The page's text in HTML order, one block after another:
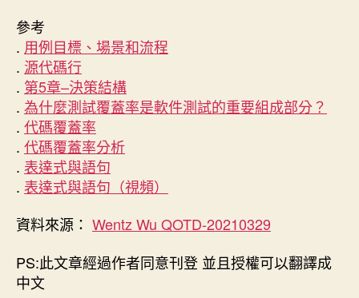
參考
. 用例目標、場景和流程
. 源代碼行
. 第5章–決策結構
. 為什麼測試覆蓋率是軟件測試的重要組成部分？
. 代碼覆蓋率
. 代碼覆蓋率分析
. 表達式與語句
. 表達式與語句（視頻）
資料來源： Wentz Wu QOTD-20210329
PS:此文章經過作者同意刊登 並且授權可以翻譯成
中文